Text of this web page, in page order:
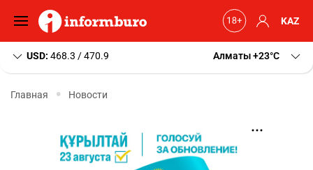
KAZ
USD: 468.3 / 470.9 Алматы+23 C
Главная Новости